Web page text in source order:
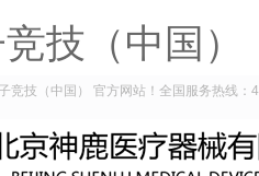
技（中国）
竞技（中国） 官方网站！全国服务热线：